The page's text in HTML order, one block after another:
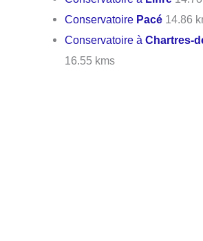
Conservatoire Pacé 14.86
Conservatoire àChartres-
16.55 kms